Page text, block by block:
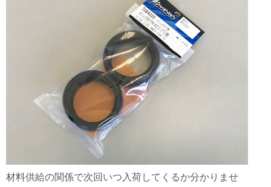
材料供給の関係で次回いつ入荷してくるか分かりませ